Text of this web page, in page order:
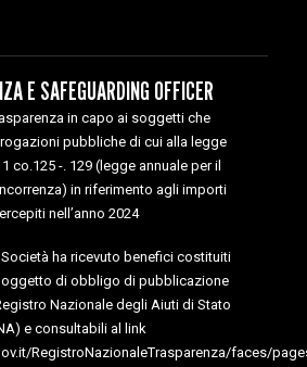
E SAFEGUARDING OFFICER
in capo ai soggetti che
pubbliche di cui alla legge
co.125 -. 129 (legge annuale per il
in riferimento agli importi
nell’anno 2024
ha ricevuto benefici costituiti
di obbligo di pubblicazione
Nazionale degli Aiuti di Stato
e consultabili al link
RegistroNazionaleTrasparenza/faces/